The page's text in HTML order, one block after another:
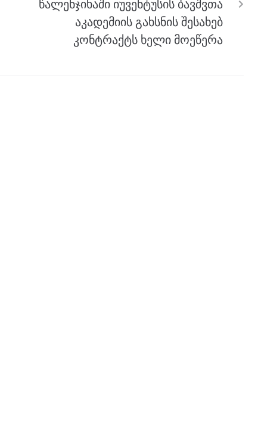
წალენჯიხაში იუვენტუსის ბავშვთა
აკადემიის გახსნის შესახებ
კონტრაქტს ხელი მოეწერა